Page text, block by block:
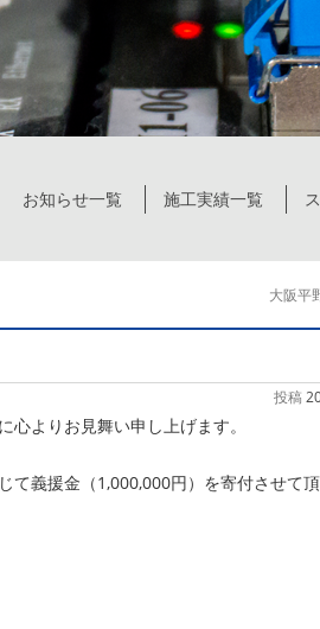
お知らせ一覧 施工実績一覧
大阪平
投稿
心よりお見舞い申し上げます。
て義援金（1,000,000円）を寄付させて